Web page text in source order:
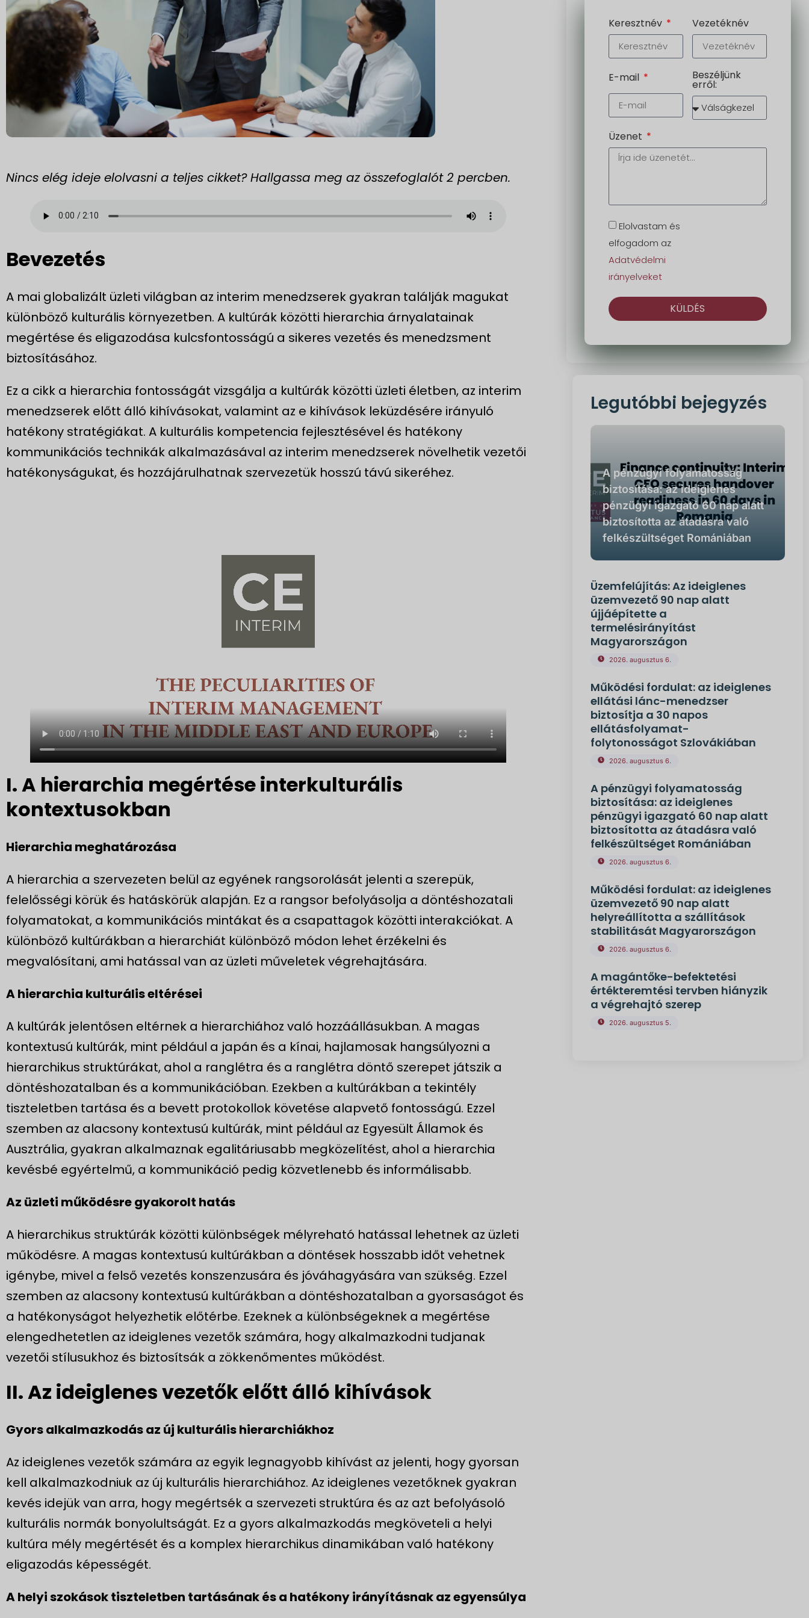
Nincs elég ideje elolvasni a teljes cikket? Hallgassa meg az összefoglalót 2 percben.
Bevezetés
A mai globalizált üzleti világban az interim menedzserek gyakran találják magukat
különböző kulturális környezetben. A kultúrák közötti hierarchia árnyalatainak
megértése és eligazodása kulcsfontosságú a sikeres vezetés és menedzsment
biztosításához.
Ez a cikk a hierarchia fontosságát vizsgálja a kultúrák közötti üzleti életben, az interim
menedzserek előtt álló kihívásokat, valamint az e kihívások leküzdésére irányuló
hatékony stratégiákat. A kulturális kompetencia fejlesztésével és hatékony
kommunikációs technikák alkalmazásával az interim menedzserek növelhetik vezetői
hatékonyságukat, és hozzájárulhatnak szervezetük hosszú távú sikeréhez.
I. A hierarchia megértése interkulturális
kontextusokban
Hierarchia meghatározása
A hierarchia a szervezeten belül az egyének rangsorolását jelenti a szerepük,
felelősségi körük és hatáskörük alapján. Ez a rangsor befolyásolja a döntéshozatali
folyamatokat, a kommunikációs mintákat és a csapattagok közötti interakciókat. A
különböző kultúrákban a hierarchiát különböző módon lehet érzékelni és
megvalósítani, ami hatással van az üzleti műveletek végrehajtására.
A hierarchia kulturális eltérései
A kultúrák jelentősen eltérnek a hierarchiához való hozzáállásukban. A magas
kontextusú kultúrák, mint például a japán és a kínai, hajlamosak hangsúlyozni a
hierarchikus struktúrákat, ahol a ranglétra és a ranglétra döntő szerepet játszik a
döntéshozatalban és a kommunikációban. Ezekben a kultúrákban a tekintély
tiszteletben tartása és a bevett protokollok követése alapvető fontosságú. Ezzel
szemben az alacsony kontextusú kultúrák, mint például az Egyesült Államok és
Ausztrália, gyakran alkalmaznak egalitáriusabb megközelítést, ahol a hierarchia
kevésbé egyértelmű, a kommunikáció pedig közvetlenebb és informálisabb.
Az üzleti működésre gyakorolt hatás
A hierarchikus struktúrák közötti különbségek mélyreható hatással lehetnek az üzleti
működésre. A magas kontextusú kultúrákban a döntések hosszabb időt vehetnek
igénybe, mivel a felső vezetés konszenzusára és jóváhagyására van szükség. Ezzel
szemben az alacsony kontextusú kultúrákban a döntéshozatalban a gyorsaságot és
a hatékonyságot helyezhetik előtérbe. Ezeknek a különbségeknek a megértése
elengedhetetlen az ideiglenes vezetők számára, hogy alkalmazkodni tudjanak
vezetői stílusukhoz és biztosítsák a zökkenőmentes működést.
II. Az ideiglenes vezetők előtt álló kihívások
Gyors alkalmazkodás az új kulturális hierarchiákhoz
Az ideiglenes vezetők számára az egyik legnagyobb kihívást az jelenti, hogy gyorsan
kell alkalmazkodniuk az új kulturális hierarchiához. Az ideiglenes vezetőknek gyakran
kevés idejük van arra, hogy megértsék a szervezeti struktúra és az azt befolyásoló
kulturális normák bonyolultságát. Ez a gyors alkalmazkodás megköveteli a helyi
kultúra mély megértését és a komplex hierarchikus dinamikában való hatékony
eligazodás képességét.
A helyi szokások tiszteletben tartásának és a hatékony irányításnak az egyensúlya
Keresztnév Vezetéknév
E-mail Beszéljünk
erről:
Üzenet
Elolvastam és
elfogadom az
Adatvédelmi
irányelveket
KÜLDÉS
Legutóbbi bejegyzés
A pénzügyi folyamatosság
biztosítása: az ideiglenes
pénzügyi igazgató 60 nap alatt
biztosította az átadásra való
felkészültséget Romániában
Üzemfelújítás: Az ideiglenes
üzemvezető 90 nap alatt
újjáépítette a
termelésirányítást
Magyarországon
2026. augusztus 6.
Működési fordulat: az ideiglenes
ellátási lánc-menedzser
biztosítja a 30 napos
ellátásfolyamat-
folytonosságot Szlovákiában
2026. augusztus 6.
A pénzügyi folyamatosság
biztosítása: az ideiglenes
pénzügyi igazgató 60 nap alatt
biztosította az átadásra való
felkészültséget Romániában
2026. augusztus 6.
Működési fordulat: az ideiglenes
üzemvezető 90 nap alatt
helyreállította a szállítások
stabilitását Magyarországon
2026. augusztus 6.
A magántőke-befektetési
értékteremtési tervben hiányzik
a végrehajtó szerep
2026. augusztus 5.